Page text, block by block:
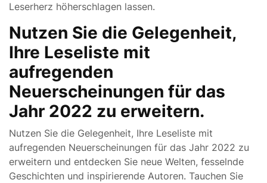
Leserherz höherschlagen lassen.
Nutzen Sie die Gelegenheit,
Ihre Leseliste mit
aufregenden
Neuerscheinungen für das
Jahr 2022 zu erweitern.
Nutzen Sie die Gelegenheit, Ihre Leseliste mit
aufregenden Neuerscheinungen für das Jahr 2022 zu
erweitern und entdecken Sie neue Welten, fesselnde
Geschichten und inspirierende Autoren. Tauchen Sie